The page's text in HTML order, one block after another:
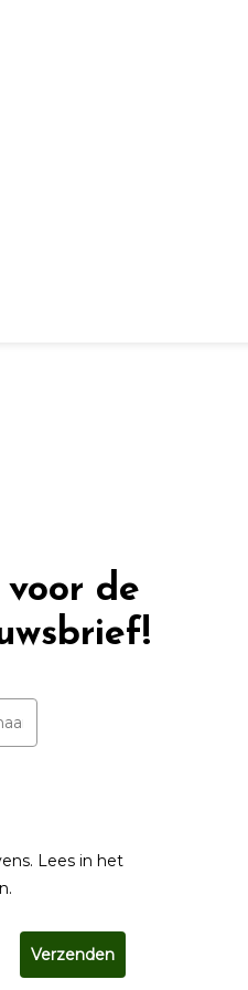
voor de
Lees in het
Verzenden